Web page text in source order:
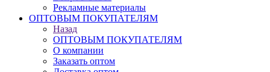
Рекламные материалы
ОПТОВЫМ ПОКУПАТЕЛЯМ
Назад
ОПТОВЫМ ПОКУПАТЕЛЯМ
О компании
Заказать оптом